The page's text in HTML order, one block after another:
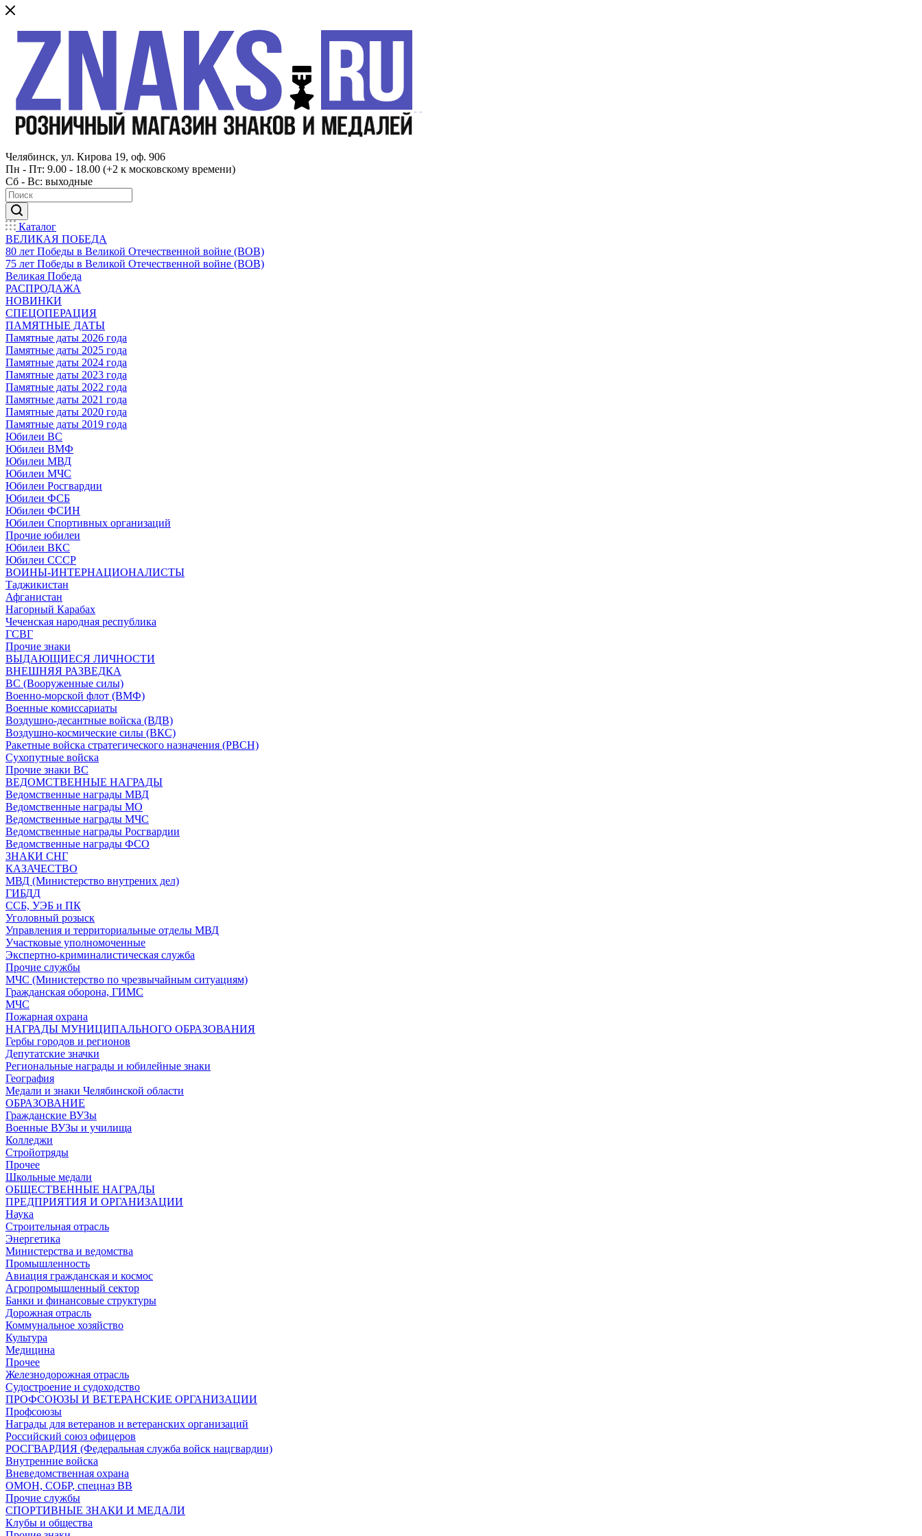
Челябинск, ул. Кирова 19, оф. 906
Пн - Пт: 9.00 - 18.00 (+2 к московскому времени)
Сб - Вс: выходные
Каталог
ВЕЛИКАЯ ПОБЕДА
80 лет Победы в Великой Отечественной войне (ВОВ)
75 лет Победы в Великой Отечественной войне (ВОВ)
Великая Победа
РАСПРОДАЖА
НОВИНКИ
СПЕЦОПЕРАЦИЯ
ПАМЯТНЫЕ ДАТЫ
Памятные даты 2026 года
Памятные даты 2025 года
Памятные даты 2024 года
Памятные даты 2023 года
Памятные даты 2022 года
Памятные даты 2021 года
Памятные даты 2020 года
Памятные даты 2019 года
Юбилеи ВС
Юбилеи ВМФ
Юбилеи МВД
Юбилеи МЧС
Юбилеи Росгвардии
Юбилеи ФСБ
Юбилеи ФСИН
Юбилеи Спортивных организаций
Прочие юбилеи
Юбилеи ВКС
Юбилеи СССР
ВОИНЫ-ИНТЕРНАЦИОНАЛИСТЫ
Таджикистан
Афганистан
Нагорный Карабах
Чеченская народная республика
ГСВГ
Прочие знаки
ВЫДАЮЩИЕСЯ ЛИЧНОСТИ
ВНЕШНЯЯ РАЗВЕДКА
ВС (Вооруженные силы)
Военно-морской флот (ВМФ)
Военные комиссариаты
Воздушно-десантные войска (ВДВ)
Воздушно-космические силы (ВКС)
Ракетные войска стратегического назначения (РВСН)
Сухопутные войска
Прочие знаки ВС
ВЕДОМСТВЕННЫЕ НАГРАДЫ
Ведомственные награды МВД
Ведомственные награды МО
Ведомственные награды МЧС
Ведомственные награды Росгвардии
Ведомственные награды ФСО
ЗНАКИ СНГ
КАЗАЧЕСТВО
МВД (Министерство внутрених дел)
ГИБДД
ССБ, УЭБ и ПК
Уголовный розыск
Управления и территориальные отделы МВД
Участковые уполномоченные
Экспертно-криминалистическая служба
Прочие службы
МЧС (Министерство по чрезвычайным ситуациям)
Гражданская оборона, ГИМС
МЧС
Пожарная охрана
НАГРАДЫ МУНИЦИПАЛЬНОГО ОБРАЗОВАНИЯ
Гербы городов и регионов
Депутатские значки
Региональные награды и юбилейные знаки
География
Медали и знаки Челябинской области
ОБРАЗОВАНИЕ
Гражданские ВУЗы
Военные ВУЗы и училища
Колледжи
Стройотряды
Прочее
Школьные медали
ОБЩЕСТВЕННЫЕ НАГРАДЫ
ПРЕДПРИЯТИЯ И ОРГАНИЗАЦИИ
Наука
Строительная отрасль
Энергетика
Министерства и ведомства
Промышленность
Авиация гражданская и космос
Агропромышленный сектор
Банки и финансовые структуры
Дорожная отрасль
Коммунальное хозяйство
Культура
Медицина
Прочее
Железнодорожная отрасль
Судостроение и судоходство
ПРОФСОЮЗЫ И ВЕТЕРАНСКИЕ ОРГАНИЗАЦИИ
Профсоюзы
Награды для ветеранов и ветеранских организаций
Российский союз офицеров
РОСГВАРДИЯ (Федеральная служба войск нацгвардии)
Внутренние войска
Вневедомственная охрана
ОМОН, СОБР, спецназ ВВ
Прочие службы
СПОРТИВНЫЕ ЗНАКИ И МЕДАЛИ
Клубы и общества